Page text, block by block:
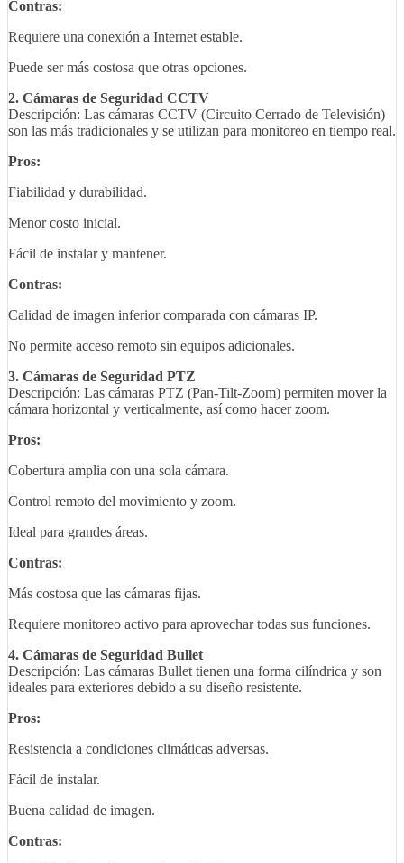
Contras:
Requiere una conexión a Internet estable.
Puede ser más costosa que otras opciones.
2. Cámaras de Seguridad CCTV
Descripción: Las cámaras CCTV (Circuito Cerrado de Televisión)
son las más tradicionales y se utilizan para monitoreo en tiempo real.
Pros:
Fiabilidad y durabilidad.
Menor costo inicial.
Fácil de instalar y mantener.
Contras:
Calidad de imagen inferior comparada con cámaras IP.
No permite acceso remoto sin equipos adicionales.
3. Cámaras de Seguridad PTZ
Descripción: Las cámaras PTZ (Pan-Tilt-Zoom) permiten mover la
cámara horizontal y verticalmente, así como hacer zoom.
Pros:
Cobertura amplia con una sola cámara.
Control remoto del movimiento y zoom.
Ideal para grandes áreas.
Contras:
Más costosa que las cámaras fijas.
Requiere monitoreo activo para aprovechar todas sus funciones.
4. Cámaras de Seguridad Bullet
Descripción: Las cámaras Bullet tienen una forma cilíndrica y son
ideales para exteriores debido a su diseño resistente.
Pros:
Resistencia a condiciones climáticas adversas.
Fácil de instalar.
Buena calidad de imagen.
Contras: